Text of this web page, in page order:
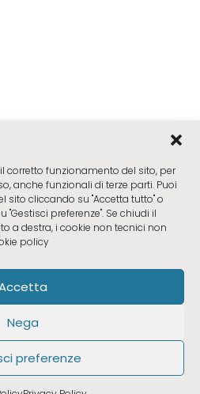
corretto funzionamento del sito, per
anche funzionali di terze parti. Puoi
sito cliccando su "Accetta tutto" o
preferenze". Se chiudi il
a destra, i cookie non tecnici non
policy
Nega
preferenze